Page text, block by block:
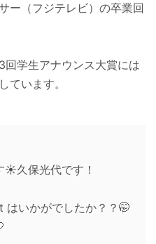
ー（フジテレビ）の卒業回
回学生アナウンス大賞には
ています。
☀️久保光代です！
いかがでしたか？？🤭